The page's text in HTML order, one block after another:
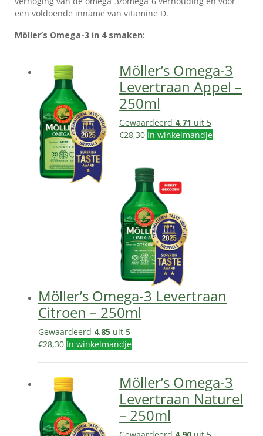
een voldoende inname van vitamine D.
Möller’s Omega-3 in 4 smaken:
Möller’s Omega-3
Levertraan Appel –
250ml
Gewaardeerd 4.71 uit 5
€28,30 In winkelmandje
Möller’s Omega-3 Levertraan
Citroen – 250ml
Gewaardeerd 4.85 uit 5
€28,30 In winkelmandje
Möller’s Omega-3
Levertraan Naturel
– 250ml